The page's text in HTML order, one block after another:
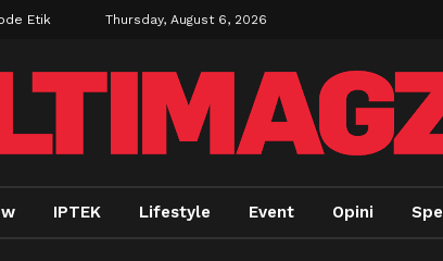
Etik Thursday, August 6, 2026
IPTEK Lifestyle Event Opini